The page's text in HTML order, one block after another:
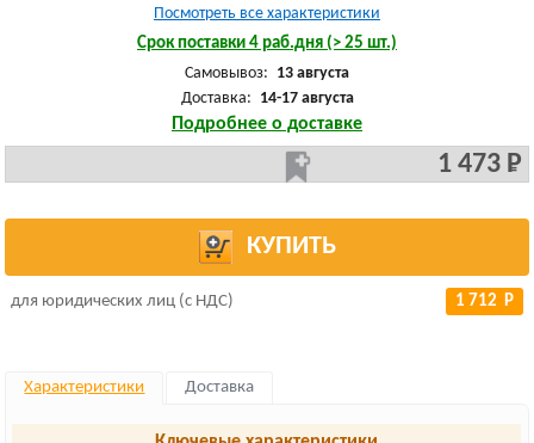
Посмотреть все характеристики
Срок поставки 4 раб.дня (> 25 шт.)
Самовывоз: 13 августа
Доставка: 14-17 августа
Подробнее о доставке
1 473 Р
КУПИТЬ
для юридических лиц (с НДС) 1 712 Р
Характеристики Доставка